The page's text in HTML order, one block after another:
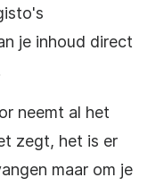
je inhoud direct
neemt al het
zegt, het is er
maar om je